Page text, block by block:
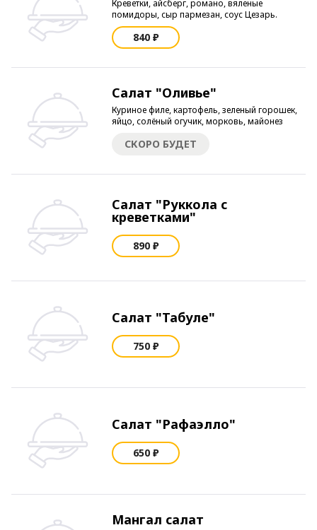
Креветки, айсберг, романо, вяленые
помидоры, сыр пармезан, соус Цезарь.
840 ₽
Салат "Оливье"
Куриное филе, картофель, зеленый горошек,
яйцо, солёный огучик, морковь, майонез
СКОРО БУДЕТ
Салат "Руккола с
креветками"
890 ₽
Салат "Табуле"
750 ₽
Салат "Рафаэлло"
650 ₽
Мангал салат